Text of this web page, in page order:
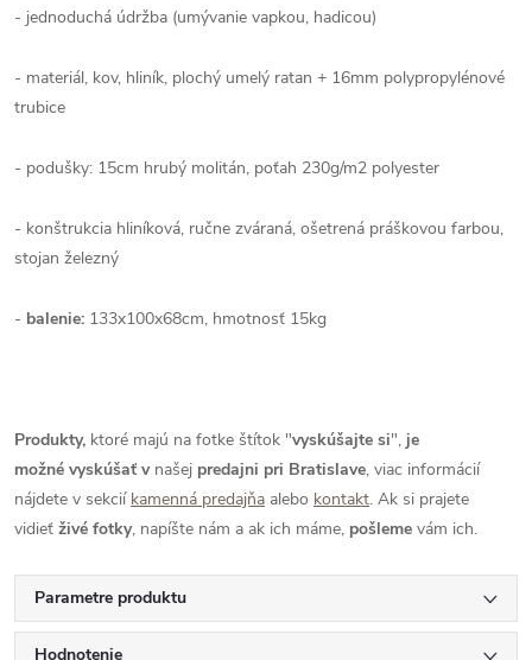
- jednoduchá údržba (umývanie vapkou, hadicou)
- materiál, kov, hliník, plochý umelý ratan + 16mm polypropylénové
trubice
- podušky: 15cm hrubý molitán, poťah 230g/m2 polyester
- konštrukcia hliníková, ručne zváraná, ošetrená práškovou farbou,
stojan železný
- balenie: 133x100x68cm, hmotnosť 15kg
Produkty, ktoré majú na fotke štítok "vyskúšajte si", je
možné vyskúšať v našej predajni pri Bratislave, viac informácií
nájdete v sekcií kamenná predajňa alebo kontakt. Ak si prajete
vidieť živé fotky, napíšte nám a ak ich máme, pošleme vám ich.
Parametre produktu
Hodnotenie